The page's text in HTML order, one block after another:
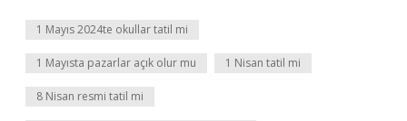
1 Mayıs 2024te okullar tatil mi
1 Mayısta pazarlar açık olur mu 1 Nisan tatil mi
8 Nisan resmi tatil mi